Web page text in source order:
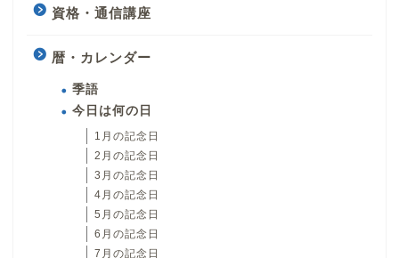
資格・通信講座
暦・カレンダー
季語
今日は何の日
1月の記念日
2月の記念日
3月の記念日
4月の記念日
5月の記念日
6月の記念日
7月の記念日